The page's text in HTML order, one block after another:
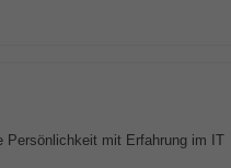
Persönlichkeit mit Erfahrung im IT